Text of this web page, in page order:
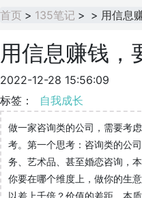
首页 > 135笔记 > > 用信息
用信息赚钱，
2022-12-28 15:56:09
标签： 自我成长
做一家咨询类的公司，需要考
考。第一个思考：咨询类的公
务、艺术品、甚至婚恋咨询，
你要在哪个维度上，做你的生
以差上千倍？价值的差距，本